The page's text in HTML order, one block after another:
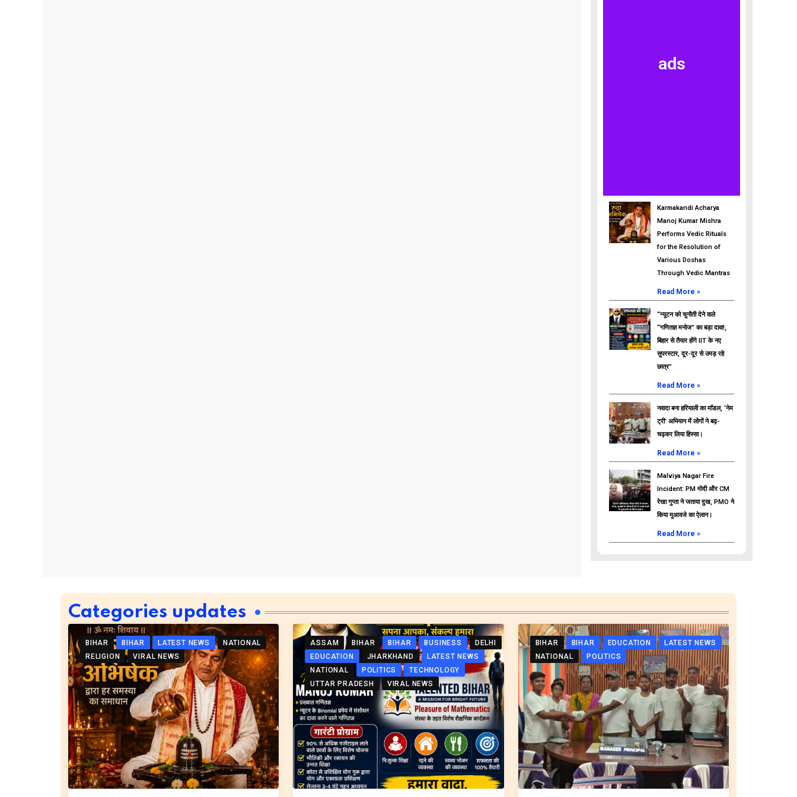
ads
Karmakandi Acharya
Manoj Kumar Mishra
Performs Vedic Rituals
for the Resolution of
Various Doshas
Through Vedic Mantras
Read More »
“न्यूटन को चुनौती देने वाले
“गणितज्ञ मनोज” का बड़ा दावा!,
बिहार से तैयार होंगे IIT के नए
सुपरस्टार, दूर-दूर से उमड़ रहे
छात्र”
Read More »
नवादा बना हरियाली का मॉडल, ‘नेम
ट्री’ अभियान में लोगों ने बढ़-
चढ़कर लिया हिस्सा।
Read More »
Malviya Nagar Fire
Incident: PM मोदी और CM
रेखा गुप्ता ने जताया दुख, PMO ने
किया मुआवजे का ऐलान।
Read More »
Categories updates
BIHAR BIHAR LATEST NEWS
NATIONAL
RELIGION
VIRAL NEWS
ASSAM BIHAR BIHAR BUSINESS
DELHI
EDUCATION
JHARKHAND
LATEST NEWS
NATIONAL
POLITICS
TECHNOLOGY
UTTAR PRADESH
VIRAL NEWS
BIHAR BIHAR EDUCATION
LATEST NEWS
NATIONAL
POLITICS